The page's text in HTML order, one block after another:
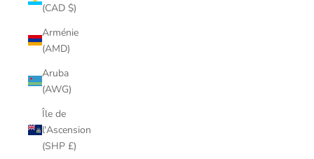
(CAD $)
Arménie
(AMD)
Aruba
(AWG)
Île de
l'Ascension
(SHP £)